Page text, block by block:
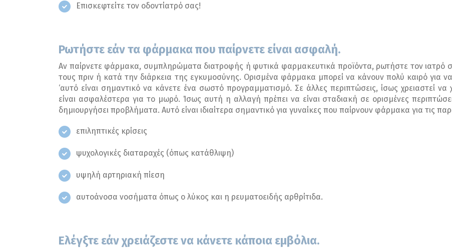
Επισκεφτείτε τον οδοντίατρό σας!
Ρωτήστε εάν τα φάρμακα που παίρνετε είναι ασφαλή.
Αν παίρνετε φάρμακα, συμπληρώματα διατροφής ή φυτικά φαρμακευτικά προϊόντα, ρωτήστε τον ιατρό
τους πριν ή κατά την διάρκεια της εγκυμοσύνης. Ορισμένα φάρμακα μπορεί να κάνουν πολύ καιρό για
‘αυτό είναι σημαντικό να κάνετε ένα σωστό προγραμματισμό. Σε άλλες περιπτώσεις, ίσως χρειαστεί
είναι ασφαλέστερα για το μωρό. Ίσως αυτή η αλλαγή πρέπει να είναι σταδιακή σε ορισμένες
δημιουργήσει προβλήματα. Αυτό είναι ιδιαίτερα σημαντικό για γυναίκες που παίρνουν φάρμακα για τις
επιληπτικές κρίσεις
ψυχολογικές διαταραχές (όπως κατάθλιψη)
υψηλή αρτηριακή πίεση
αυτοάνοσα νοσήματα όπως ο λύκος και η ρευματοειδής αρθρίτιδα.
Ελέγξτε εάν χρειάζεστε να κάνετε κάποια εμβόλια.